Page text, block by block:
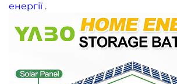
енергії .